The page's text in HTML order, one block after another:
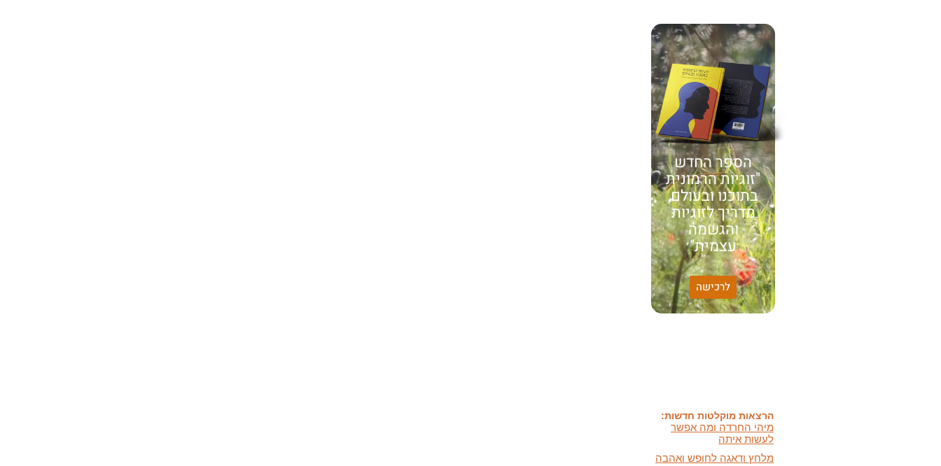
הספר החדש
"זוגיות הרמונית
בתוכנו ובעולם,
מדריך לזוגיות
והגשמה
עצמית"
לרכישההאמונה שלי:
שונות היא שפע של אפשרויות,
עד שנותנים לה שם וקוראים
לעשות איתה
מלחץ ודאגה לחופש ואהבה
ועוד